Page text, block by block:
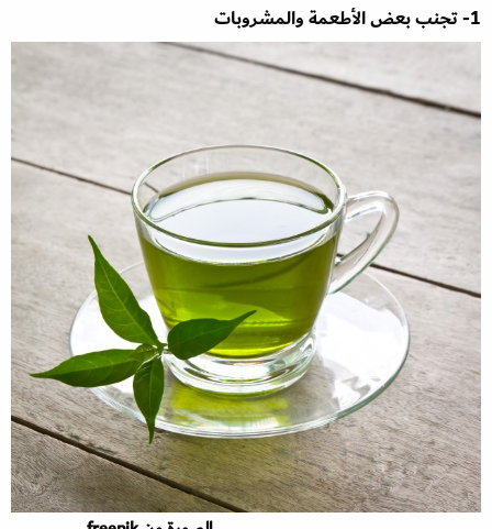
1- تجنب بعض الأطعمة والمشروبات